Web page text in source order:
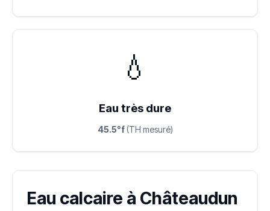
💧
Eau très dure
45.5°f(TH mesuré)
Eau calcaire à Châteaudun